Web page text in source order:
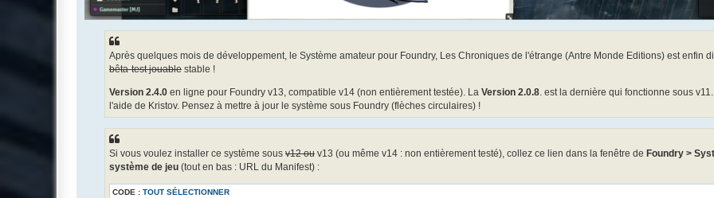
Après quelques mois de développement, le Système amateur pour Foundry, Les Chroniques de l'étrange (Antre Monde Editions) est enfin
bêta-test jouable stable !
Version 2.4.0 en ligne pour Foundry v13, compatible v14 (non entièrement testée). La Version 2.0.8. est la dernière qui fonctionne sous
l'aide de Kristov. Pensez à mettre à jour le système sous Foundry (flèches circulaires) !
Si vous voulez installer ce système sous v12 ou v13 (ou même v14 : non entièrement testé), collez ce lien dans la fenêtre de Foundry >
système de jeu (tout en bas : URL du Manifest) :
CODE : TOUT SÉLECTIONNER